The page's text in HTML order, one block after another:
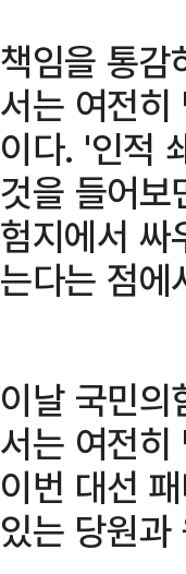
책임을 통감
서는 여전
이다. '인적
것을 들어
험지에서
는다는 점에
이날 국민
서는 여전
이번 대선
있는 당원